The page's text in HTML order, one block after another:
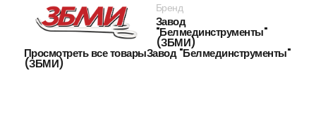
Бренд
Завод
"Белмединструменты"
(ЗБМИ)
Просмотреть все товарыЗавод "Белмединструменты"
(ЗБМИ)